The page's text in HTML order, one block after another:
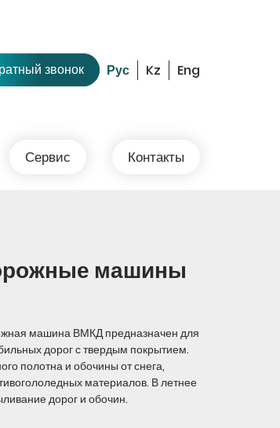
звонок Kz Eng
Сервис Контакты
машины
машина ВМКД предназначен для
дорог с твердым покрытием.
полотна и обочины от снега,
материалов. В летнее
дорог и обочин.